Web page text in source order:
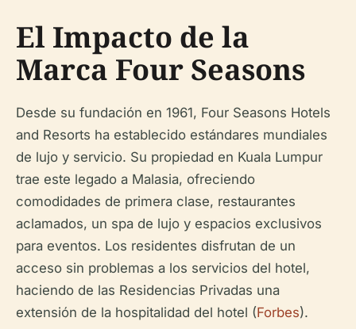
El Impacto de la
Marca Four Seasons
Desde su fundación en 1961, Four Seasons Hotels
and Resorts ha establecido estándares mundiales
de lujo y servicio. Su propiedad en Kuala Lumpur
trae este legado a Malasia, ofreciendo
comodidades de primera clase, restaurantes
aclamados, un spa de lujo y espacios exclusivos
para eventos. Los residentes disfrutan de un
acceso sin problemas a los servicios del hotel,
haciendo de las Residencias Privadas una
extensión de la hospitalidad del hotel (Forbes).